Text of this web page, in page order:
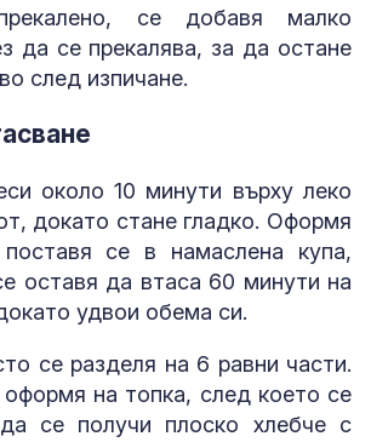
се добавя малко
да се прекалява, за да остане
след изпичане.
около 10 минути върху леко
докато стане гладко. Оформя
се в намаслена купа,
оставя да втаса 60 минути на
удвои обема си.
се разделя на 6 равни части.
оформя на топка, след което се
се получи плоско хлебче с